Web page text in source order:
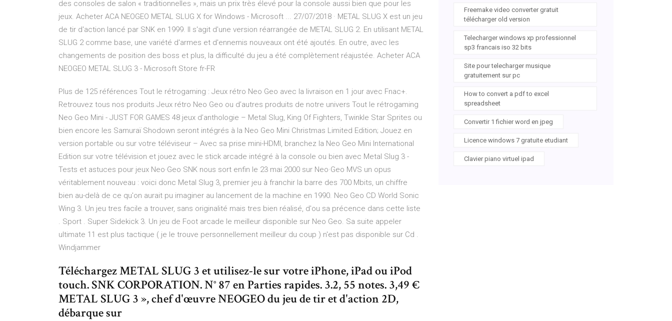
des consoles de salon « traditionnelles », mais un prix très élevé pour la console aussi bien que pour les
jeux. Acheter ACA NEOGEO METAL SLUG X for Windows - Microsoft ... 27/07/2018 · METAL SLUG X est un jeu
de tir d'action lancé par SNK en 1999. Il s'agit d'une version réarrangée de METAL SLUG 2. En utilisant METAL
SLUG 2 comme base, une variété d'armes et d'ennemis nouveaux ont été ajoutés. En outre, avec les
changements de position des boss et plus, la difficulté du jeu a été complètement réajustée. Acheter ACA
NEOGEO METAL SLUG 3 - Microsoft Store fr-FR
Plus de 125 références Tout le rétrogaming : Jeux rétro Neo Geo avec la livraison en 1 jour avec Fnac+.
Retrouvez tous nos produits Jeux rétro Neo Geo ou d’autres produits de notre univers Tout le rétrogaming
Neo Geo Mini - JUST FOR GAMES 48 jeux d’anthologie – Metal Slug, King Of Fighters, Twinkle Star Sprites ou
bien encore les Samuraï Shodown seront intégrés à la Neo Geo Mini Christmas Limited Edition; Jouez en
version portable ou sur votre téléviseur – Avec sa prise mini-HDMI, branchez la Neo Geo Mini International
Edition sur votre télévision et jouez avec le stick arcade intégré à la console ou bien avec Metal Slug 3 -
Tests et astuces pour jeux Neo·Geo SNK nous sort enfin le 23 mai 2000 sur Neo·Geo MVS un opus
véritablement nouveau : voici donc Metal Slug 3, premier jeu à franchir la barre des 700 Mbits, un chiffre
bien au-delà de ce qu'on aurait pu imaginer au lancement de la machine en 1990. Neo Geo CD World Sonic
Wing 3. Un jeu tres facile a trouver, sans originalité mais tres bien réalisé, d'ou sa précence dans cette liste
. Sport . Super Sidekick 3. Un jeu de Foot arcade le meilleur disponible sur Neo Geo. Sa suite appeler
ultimate 11 est plus tactique ( je le trouve personnellement meilleur du coup ) n'est pas disponible sur Cd .
Windjammer
Téléchargez METAL SLUG 3 et utilisez-le sur votre iPhone, iPad ou iPod
touch. SNK CORPORATION. N° 87 en Parties rapides. 3.2, 55 notes. 3,49 €
METAL SLUG 3 », chef d'œuvre NEOGEO du jeu de tir et d'action 2D,
débarque sur
Freemake video converter gratuit
télécharger old version
Telecharger windows xp professionnel
sp3 francais iso 32 bits
Site pour telecharger musique
gratuitement sur pc
How to convert a pdf to excel
spreadsheet
Convertir 1 fichier word en jpeg
Licence windows 7 gratuite etudiant
Clavier piano virtuel ipad